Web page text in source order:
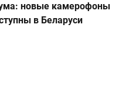
новые камерофоны
в Беларуси